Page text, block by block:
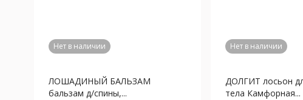
Нет в наличии
ЛОШАДИНЫЙ БАЛЬЗАМ
бальзам д/спины,...
Нет в наличии
ДОЛГИТ лосьон
тела Камфорная...